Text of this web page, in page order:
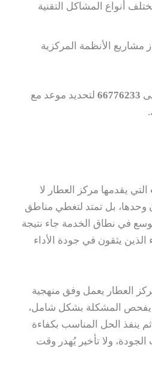
أنواع المشاكل التقنية
مشاريع الأنظمة المركزية
66776233 لتحديد موعد مع
التي يقدمها مركز العطار لا
بل تمتد لتغطي مناطق
في نطاق الخدمة جاء نتيجة
الذين يثقون في جودة الأداء
العطار يعمل وفق منهجية
المشكلة بشكل شامل،
ثم ينفذ الحل المناسب بكفاءة
ولا تأخير يُهدر وقت